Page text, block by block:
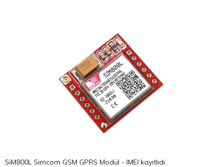
SiM800L Simcom GSM GPRS Modül - IMEI kayıtlıdı..